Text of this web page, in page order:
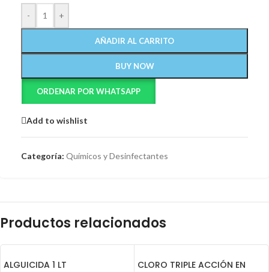
- +
AÑADIR AL CARRITO
BUY NOW
ORDENAR POR WHATSAPP
Add to wishlist
Categoría: Químicos y Desinfectantes
Productos relacionados
ALGUICIDA 1 LT
CLORO TRIPLE ACCIÓN EN